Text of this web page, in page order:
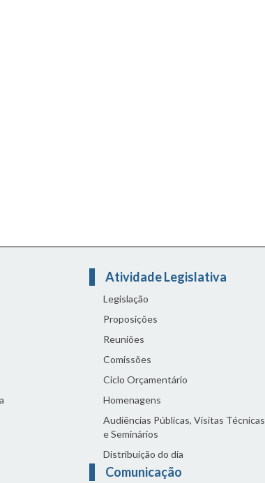
Atividade Legislativa
Legislação
Proposições
Reuniões
Comissões
Ciclo Orçamentário
Homenagens
Audiências Públicas, Visitas Técnicas
e Seminários
Distribuição do dia
Comunicação